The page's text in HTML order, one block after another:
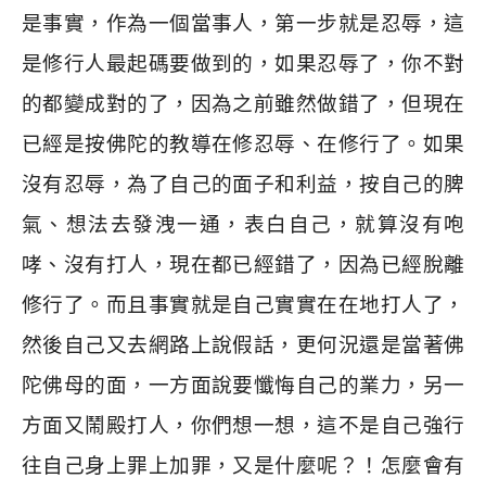
是事實，作為一個當事人，第一步就是忍辱，這
是修行人最起碼要做到的，如果忍辱了，你不對
的都變成對的了，因為之前雖然做錯了，但現在
已經是按佛陀的教導在修忍辱、在修行了。如果
沒有忍辱，為了自己的面子和利益，按自己的脾
氣、想法去發洩一通，表白自己，就算沒有咆
哮、沒有打人，現在都已經錯了，因為已經脫離
修行了。而且事實就是自己實實在在地打人了，
然後自己又去網路上說假話，更何況還是當著佛
陀佛母的面，一方面說要懺悔自己的業力，另一
方面又鬧殿打人，你們想一想，這不是自己強行
往自己身上罪上加罪，又是什麼呢？！怎麼會有